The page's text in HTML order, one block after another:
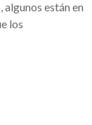
están en
los